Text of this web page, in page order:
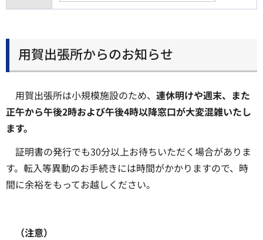
用賀出張所からのお知らせ
用賀出張所は小規模施設のため、 連休明けや週末、また
正午から午後2時および午後4時以降窓口が大変混雑いたし
ます。
証明書の発行でも30分以上お待ちいただく場合がありま
す。転入等異動のお手続きには時間がかかりますので、時
間に余裕をもってお越しください。
（注意）